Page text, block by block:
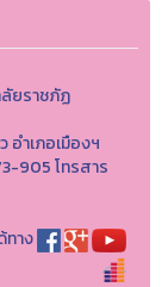
ยราชภัฏ
อำเภอเมืองฯ
905 โทรสาร
ทาง